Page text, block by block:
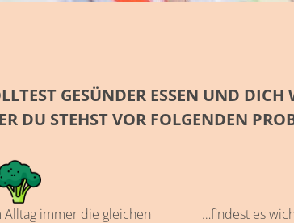
GESÜNDER ESSEN UND DICH
DU STEHST VOR FOLGENDEN
immer die gleichen
…findest es